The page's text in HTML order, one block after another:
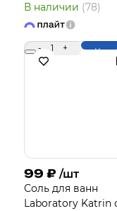
В наличии (78)
- 1 +
99 ₽ /шт
Соль для ванн
Laboratory Katrin